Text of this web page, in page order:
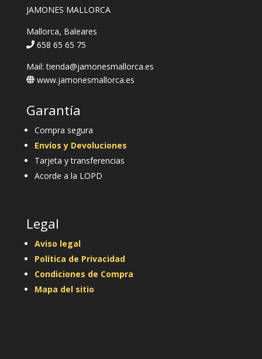
JAMONES MALLORCA
Mallorca, Baleares
658 65 65 75
Mail: tienda@jamonesmallorca.es
www.jamonesmallorca.es
Garantía
Compra segura
Envíos y Devoluciones
Tarjeta y transferencias
Acorde a la LOPD
Legal
Aviso legal
Política de Privacidad
Condiciones de Compra
Mapa del sitio